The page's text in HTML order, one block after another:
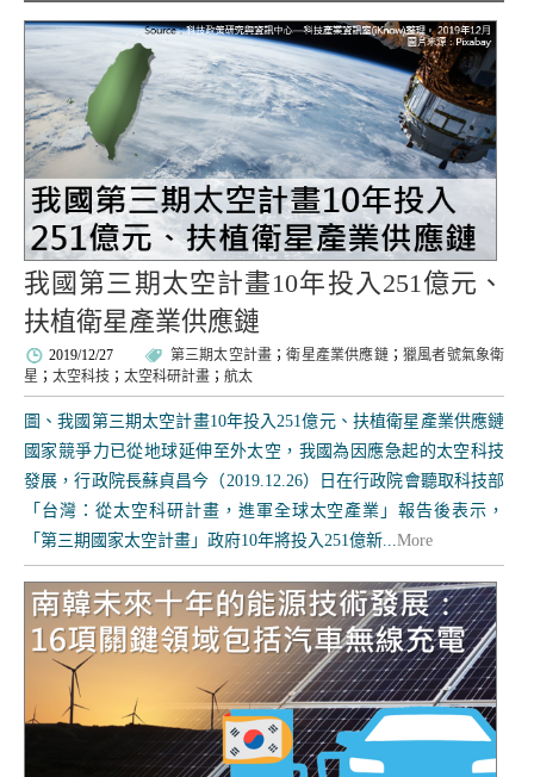
我國第三期太空計畫10年投入251億元、
扶植衛星產業供應鏈
2019/12/27 第三期太空計畫 ；衛星產業供應鏈； 獵風者號氣象衛
星 ； 太空科技 ； 太空科研計畫 ； 航太
圖、我國第三期太空計畫10年投入251億元、扶植衛星產業供應鏈
國家競爭力已從地球延伸至外太空，我國為因應急起的太空科技
發展，行政院長蘇貞昌今（2019.12.26）日在行政院會聽取科技部
「台灣：從太空科研計畫，進軍全球太空產業」報告後表示，
「第三期國家太空計畫」政府10年將投入251億新...More